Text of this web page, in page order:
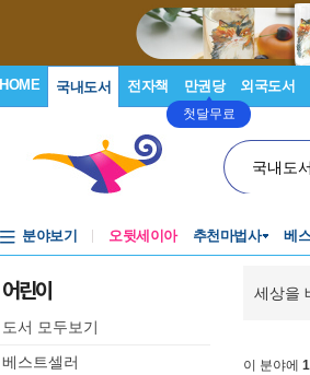
HOME 국내도서 전자책 만권당
첫달무료
외국도서
국내도
분야보기 오뒷세이아 추천마법사 베
어린이
도서 모두보기
베스트셀러
세상을
이 분야에